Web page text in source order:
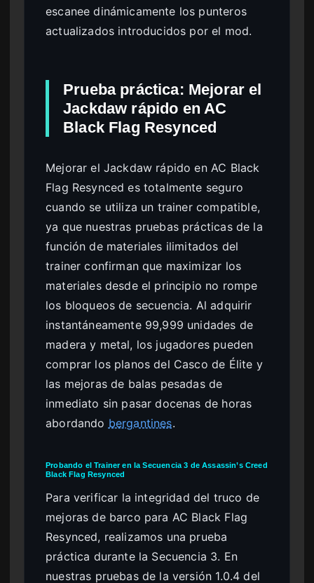
escanee dinámicamente los punteros
actualizados introducidos por el mod.
Prueba práctica: Mejorar el
Jackdaw rápido en AC
Black Flag Resynced
Mejorar el Jackdaw rápido en AC Black
Flag Resynced es totalmente seguro
cuando se utiliza un trainer compatible,
ya que nuestras pruebas prácticas de la
función de materiales ilimitados del
trainer confirman que maximizar los
materiales desde el principio no rompe
los bloqueos de secuencia. Al adquirir
instantáneamente 99,999 unidades de
madera y metal, los jugadores pueden
comprar los planos del Casco de Élite y
las mejoras de balas pesadas de
inmediato sin pasar docenas de horas
abordando bergantines.
Probando el Trainer en la Secuencia 3 de Assassin’s Creed
Black Flag Resynced
Para verificar la integridad del truco de
mejoras de barco para AC Black Flag
Resynced, realizamos una prueba
práctica durante la Secuencia 3. En
nuestras pruebas de la versión 1.0.4 del